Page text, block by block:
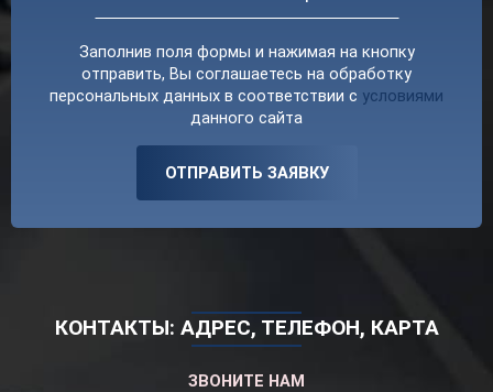
КОНТАКТЫ: АДРЕС, ТЕЛЕФОН, КАРТА
ЗВОНИТЕ НАМ
Заполнив поля формы и нажимая на кнопку
отправить, Вы соглашаетесь на обработку
персональных данных в соответствии с условиями
данного сайта
ОТПРАВИТЬ ЗАЯВКУ